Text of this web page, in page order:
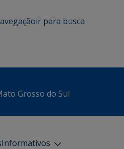
ir para busca
Grosso do Sul
Informativos